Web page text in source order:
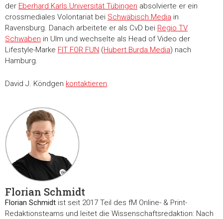
Zustimmung
der Eberhard Karls Universität Tübingen absolvierte er ein
crossmediales Volontariat bei Schwäbisch Media in
Ravensburg. Danach arbeitete er als CvD bei Regio TV
Schwaben in Ulm und wechselte als Head of Video der
Lifestyle-Marke FIT FOR FUN (Hubert Burda Media) nach
Hamburg.
David J. Köndgen kontaktieren.
Florian Schmidt
Florian Schmidt ist seit 2017 Teil des fM Online- & Print-
Redaktionsteams und leitet die Wissenschaftsredaktion: Nach